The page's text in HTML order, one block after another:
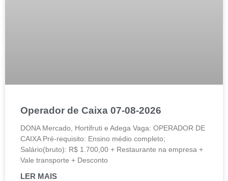
Operador de Caixa 07-08-2026
DONA Mercado, Hortifruti e Adega Vaga: OPERADOR DE
CAIXA Pré-requisito: Ensino médio completo;
Salário(bruto): R$ 1.700,00 + Restaurante na empresa +
Vale transporte + Desconto
LER MAIS